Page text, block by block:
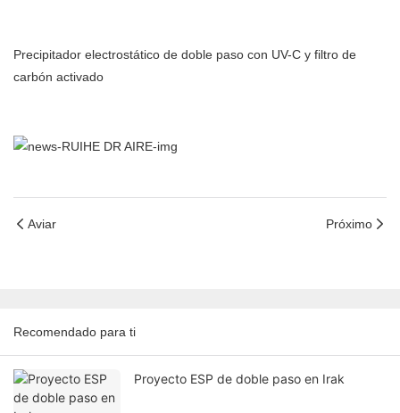
Precipitador electrostático de doble paso con UV-C y filtro de
carbón activado
Aviar Próximo
Recomendado para ti
Proyecto ESP de doble paso en Irak